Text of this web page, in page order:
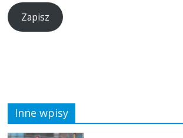
Zapisz
Inne wpisy